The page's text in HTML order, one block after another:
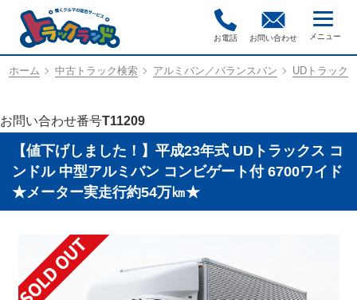
お電話 お問い合わせ
ホーム 中古トラック検索 アルミバン／バランスバン UDトラック
お問い合わせ番号T11209
【値下げしました！】平成23年式 UDトラックス コ
ンドル 中型アルミバン コンビゲート付 6700ワイド
★メーター実走行約54万㎞★